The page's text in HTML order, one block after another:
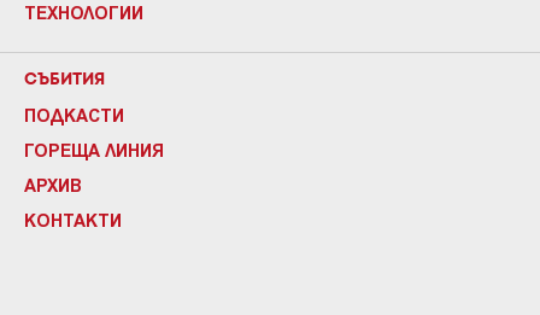
ТЕХНОЛОГИИ
СЪБИТИЯ
ПОДКАСТИ
ГОРЕЩА ЛИНИЯ
АРХИВ
КОНТАКТИ